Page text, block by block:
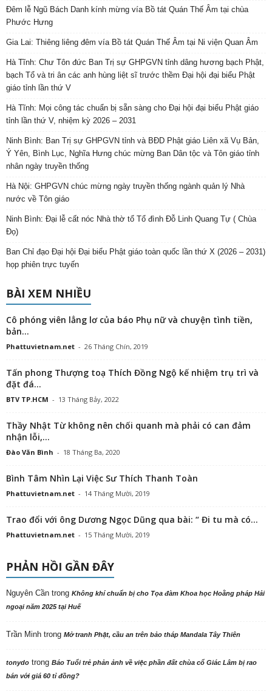
Đêm lễ Ngũ Bách Danh kính mừng vía Bồ tát Quán Thế Âm tại chùa
Phước Hưng
Gia Lai: Thiêng liêng đêm vía Bồ tát Quán Thế Âm tại Ni viện Quan Âm
Hà Tĩnh: Chư Tôn đức Ban Trị sự GHPGVN tỉnh dâng hương bạch Phật,
bạch Tổ và tri ân các anh hùng liệt sĩ trước thềm Đại hội đại biểu Phật
giáo tỉnh lần thứ V
Hà Tĩnh: Mọi công tác chuẩn bị sẵn sàng cho Đại hội đại biểu Phật giáo
tỉnh lần thứ V, nhiệm kỳ 2026 – 2031
Ninh Bình: Ban Trị sự GHPGVN tỉnh và BĐD Phật giáo Liên xã Vụ Bản,
Ý Yên, Bình Lục, Nghĩa Hưng chúc mừng Ban Dân tộc và Tôn giáo tỉnh
nhân ngày truyền thống
Hà Nội: GHPGVN chúc mừng ngày truyền thống ngành quản lý Nhà
nước về Tôn giáo
Ninh Bình: Đại lễ cất nóc Nhà thờ tổ Tổ đình Đỗ Linh Quang Tự ( Chùa
Đọ)
Ban Chỉ đạo Đại hội Đại biểu Phật giáo toàn quốc lần thứ X (2026 – 2031)
họp phiên trực tuyến
BÀI XEM NHIỀU
Cô phóng viên lẳng lơ của báo Phụ nữ và chuyện tình tiền,
bản...
Phattuvietnam.net - 26 Tháng Chín, 2019
Tấn phong Thượng toạ Thích Đồng Ngộ kế nhiệm trụ trì và
đặt đá...
BTV TP.HCM - 13 Tháng Bảy, 2022
Thầy Nhật Từ không nên chối quanh mà phải có can đảm
nhận lỗi,...
Đào Văn Bình - 18 Tháng Ba, 2020
Bình Tâm Nhìn Lại Việc Sư Thích Thanh Toàn
Phattuvietnam.net - 14 Tháng Mười, 2019
Trao đổi với ông Dương Ngọc Dũng qua bài: “ Đi tu mà có...
Phattuvietnam.net - 15 Tháng Mười, 2019
PHẢN HỒI GẦN ĐÂY
Nguyên Cần trong Không khí chuẩn bị cho Tọa đàm Khoa học Hoằng pháp Hải
ngoại năm 2025 tại Huế
Trần Minh trong Mở tranh Phật, cầu an trên bảo tháp Mandala Tây Thiên
tonydo trong Báo Tuổi trẻ phản ảnh về việc phần đất chùa cổ Giác Lâm bị rao
bán với giá 60 tỉ đồng?